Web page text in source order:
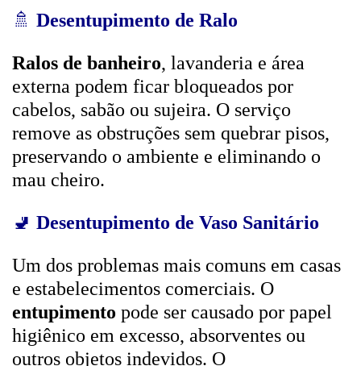
🚿 Desentupimento de Ralo
Ralos de banheiro, lavanderia e área
externa podem ficar bloqueados por
cabelos, sabão ou sujeira. O serviço
remove as obstruções sem quebrar pisos,
preservando o ambiente e eliminando o
mau cheiro.
🚽 Desentupimento de Vaso Sanitário
Um dos problemas mais comuns em casas
e estabelecimentos comerciais. O
entupimento pode ser causado por papel
higiênico em excesso, absorventes ou
outros objetos indevidos. O